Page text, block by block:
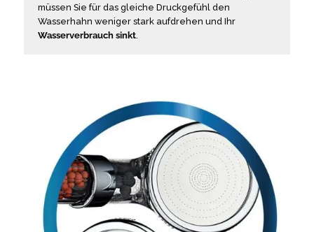
müssen Sie für das gleiche Druckgefühl den
Wasserhahn weniger stark aufdrehen und Ihr
Wasserverbrauch sinkt.